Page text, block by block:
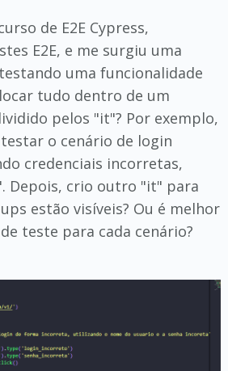
de E2E Cypress,
E2E, e me surgiu uma
uma funcionalidade
tudo dentro de um
pelos "it"? Por exemplo,
o cenário de login
credenciais incorretas,
Depois, crio outro "it" para
estão visíveis? Ou é melhor
teste para cada cenário?